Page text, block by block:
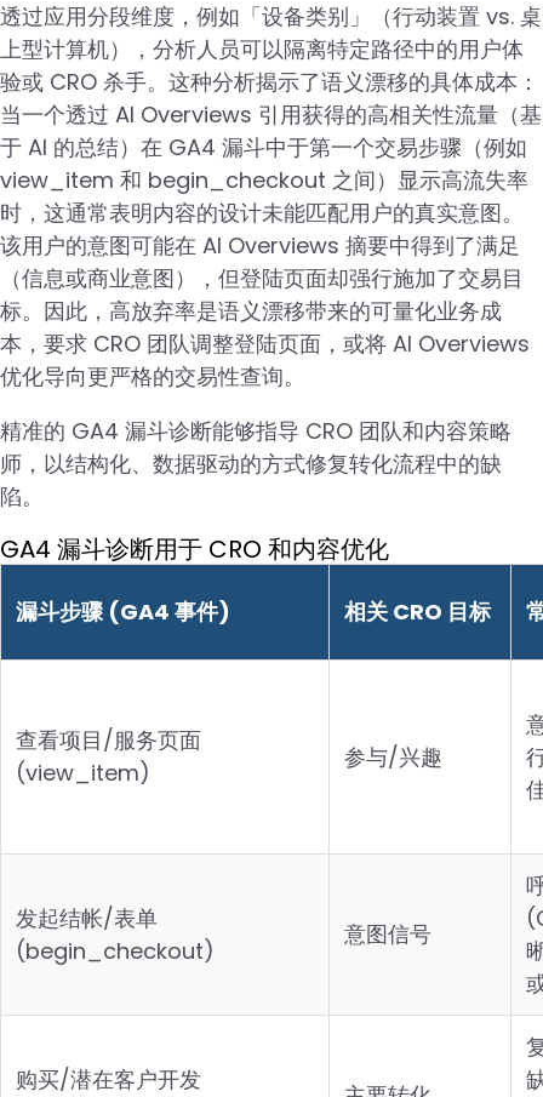
透过应用分段维度，例如「设备类别」（行动装置 vs. 桌
上型计算机），分析人员可以隔离特定路径中的用户体
验或 CRO 杀手。这种分析揭示了语义漂移的具体成本：
当一个透过 AI Overviews 引用获得的高相关性流量（基
于 AI 的总结）在 GA4 漏斗中于第一个交易步骤（例如
view_item 和 begin_checkout 之间）显示高流失率
时，这通常表明内容的设计未能匹配用户的真实意图。
该用户的意图可能在 AI Overviews 摘要中得到了满足
（信息或商业意图），但登陆页面却强行施加了交易目
标。因此，高放弃率是语义漂移带来的可量化业务成
本，要求 CRO 团队调整登陆页面，或将 AI Overviews
优化导向更严格的交易性查询。
精准的 GA4 漏斗诊断能够指导 CRO 团队和内容策略
师，以结构化、数据驱动的方式修复转化流程中的缺
陷。
GA4 漏斗诊断用于 CRO 和内容优化
漏斗步骤 (GA4 事件) 相关 CRO 目标
查看项目/服务页面
(view_item)
参与/兴趣
发起结帐/表单
(begin_checkout)
意图信号
购买/潜在客户开发